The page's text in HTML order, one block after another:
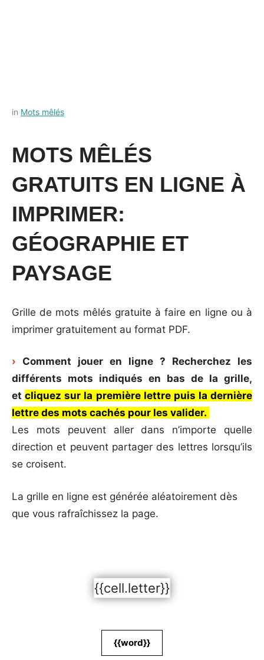
Posted
août
by
in Mots mêlés
MOTS MÊLÉS
GRATUITS EN LIGNE À
IMPRIMER:
GÉOGRAPHIE ET
PAYSAGE
Grille de mots mêlés gratuite à faire en ligne ou à
imprimer gratuitement au format PDF.
› Comment jouer en ligne ? Recherchez les
différents mots indiqués en bas de la grille,
et cliquez sur la première lettre puis la dernière
lettre des mots cachés pour les valider.
Les mots peuvent aller dans n’importe quelle
direction et peuvent partager des lettres lorsqu’ils
se croisent.
La grille en ligne est générée aléatoirement dès
que vous rafraîchissez la page.
{{cell.letter}}
{{word}}